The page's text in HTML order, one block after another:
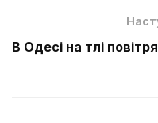
В Одесі на тлі